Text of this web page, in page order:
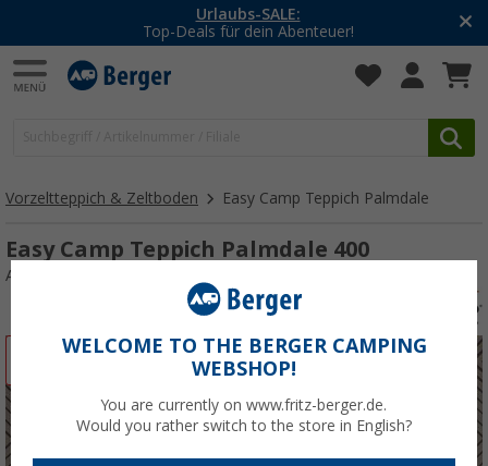
-20% auf Kleidung und Schuhe
Mit dem Aktionscode
Vorzeltteppich & Zeltboden Easy Camp Teppich Palmdale
Easy Camp Teppich Palmdale 400
Art.-Nr.: 819603
WELCOME TO THE BERGER CAMPING
WEBSHOP!
You are currently on www.fritz-berger.de.
Would you rather switch to the store in English?